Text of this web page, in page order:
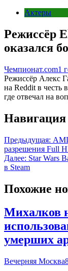
Актеры
Режиссёр
оказался
Чемпионат.com1
Режиссёр Алекс
на Reddit в честь
где отвечал на
Навигация
Предыдущая:
разрешения Full
Далее: Star Wars
в Steam
Похожие
Михалков
умерших
Вечерняя Москва